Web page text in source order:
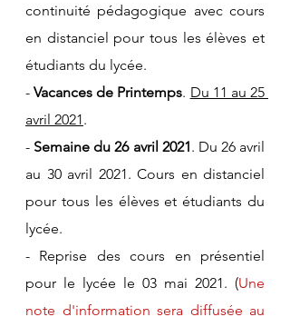
continuité pédagogique avec cours
en distanciel pour tous les élèves et
étudiants du lycée.
- Vacances de Printemps. Du 11 au 25
avril 2021.
- Semaine du 26 avril 2021. Du 26 avril
au 30 avril 2021. Cours en distanciel
pour tous les élèves et étudiants du
lycée.
- Reprise des cours en présentiel
pour le lycée le 03 mai 2021. (Une
note d'information sera diffusée au